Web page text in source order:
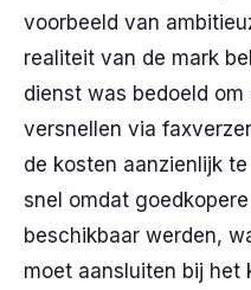
voorbeeld van
realiteit van de mark
dienst was bedoeld
versnellen via
de kosten aanzienlijk
snel omdat
beschikbaar werden,
moet aansluiten bij het